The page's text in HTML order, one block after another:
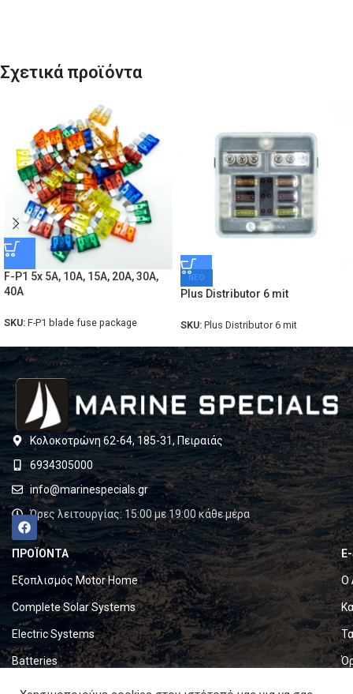
Σχετικά προϊόντα
F-P1 5x 5A, 10A, 15A, 20A, 30A,
40A
SKU: F-P1 blade fuse package
ΝΕΟ
Plus Distributor 6 mit
SKU: Plus Distributor 6 mit
Κολοκοτρώνη 62-64, 185-31, Πειραιάς
6934305000
info@marinespecials.gr
Ώρες λειτουργίας: 15:00 με 19:00 κάθε μέρα
ΠΡΟΪΟΝΤΑ
Εξοπλισμός Motor Home
Complete Solar Systems
Electric Systems
Batteries
Set & Fold Solar Panels
Ο